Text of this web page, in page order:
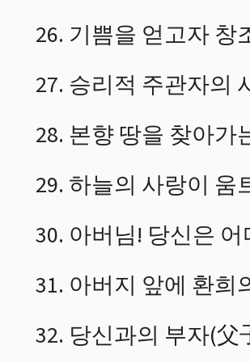
기쁨을 얻고자 창
승리적 주관자의
본향 땅을 찾아가
하늘의 사랑이 움
아버님! 당신은
아버지 앞에 환희
당신과의 부자(